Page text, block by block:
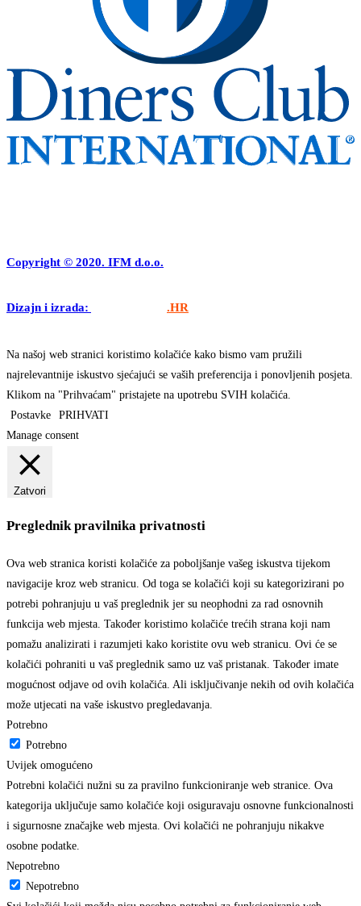
Copyright © 2020. IFM d.o.o.
Dizajn i izrada: .HR
Na našoj web stranici koristimo kolačiće kako bismo vam pružili
najrelevantnije iskustvo sjećajući se vaših preferencija i ponovljenih posjeta.
Klikom na "Prihvaćam" pristajete na upotrebu SVIH kolačića.
Postavke
PRIHVATI
Manage consent
Zatvori
Preglednik pravilnika privatnosti
Ova web stranica koristi kolačiće za poboljšanje vašeg iskustva tijekom
navigacije kroz web stranicu. Od toga se kolačići koji su kategorizirani po
potrebi pohranjuju u vaš preglednik jer su neophodni za rad osnovnih
funkcija web mjesta. Također koristimo kolačiće trećih strana koji nam
pomažu analizirati i razumjeti kako koristite ovu web stranicu. Ovi će se
kolačići pohraniti u vaš preglednik samo uz vaš pristanak. Također imate
mogućnost odjave od ovih kolačića. Ali isključivanje nekih od ovih kolačića
može utjecati na vaše iskustvo pregledavanja.
Potrebno
Potrebno
Uvijek omogućeno
Potrebni kolačići nužni su za pravilno funkcioniranje web stranice. Ova
kategorija uključuje samo kolačiće koji osiguravaju osnovne funkcionalnosti
i sigurnosne značajke web mjesta. Ovi kolačići ne pohranjuju nikakve
osobne podatke.
Nepotrebno
Nepotrebno